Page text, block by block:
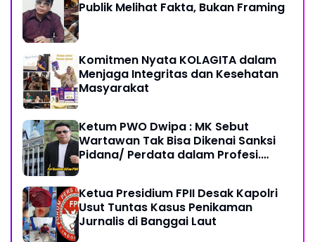
Publik Melihat Fakta, Bukan Framing
Komitmen Nyata KOLAGITA dalam
Menjaga Integritas dan Kesehatan
Masyarakat
Ketum PWO Dwipa : MK Sebut
Wartawan Tak Bisa Dikenai Sanksi
Pidana/ Perdata dalam Profesi.
Ketua Presidium FPII Desak Kapolri
Usut Tuntas Kasus Penikaman
Jurnalis di Banggai Laut